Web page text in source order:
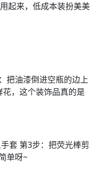
起来，低成本装扮美美
把油漆倒进空瓶的边上
，这个装饰品真的是
套 第3步：把荧光棒剪
单呀~